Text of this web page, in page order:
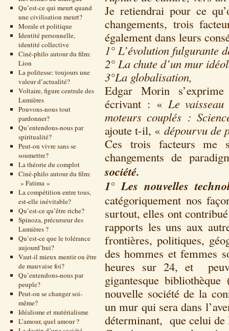
Qu’est-ce qui meurt quand
une civilisation meurt?
Morale et politique
Identité personnelle,
identité collective
Ciné-philo autour du film:
Lion
La politesse: toujours une
valeur d’actualité?
Voltaire, figure centrale des
Lumières
Pouvons-nous tout
pardonner?
Qu’entendons-nous par
spiritualité?
Peut-on vivre sans se
soumettre?
La théorie du complot
Ciné-philo autour du film:
» Fatima »
La compétition entre tous,
est-elle inévitable?
Qu’est-ce qu’être riche?
Spinoza, précurseur des
Lumières ?
Qu’est-ce que le tolérance
aujourd’hui?
Vaut-il mieux mentir ou être
de mauvaise foi?
Qu’entendons-nous par
peuple?
Peut-on se changer soi-
même?
Idéalisme et matérialisme
L’amour, quel amour ?
Je retiendrai pour ce
changements, trois
également dans leurs
1° L’évolution fulgurante
2° La chute d’un mur
3°La globalisation,
Edgar Morin
écrivant : « Le
moteurs couplés :
ajoute t-il, « dépourvu de
Ces trois facteurs me
changements de
société.
1° Les nouvelles
catégoriquement nos
surtout, elles ont
rapports les uns aux
frontières, politiques,
des hommes et femmes
heures sur 24, et
gigantesque
nouvelle société de la
un mur qui sera dans
déterminant, que celui